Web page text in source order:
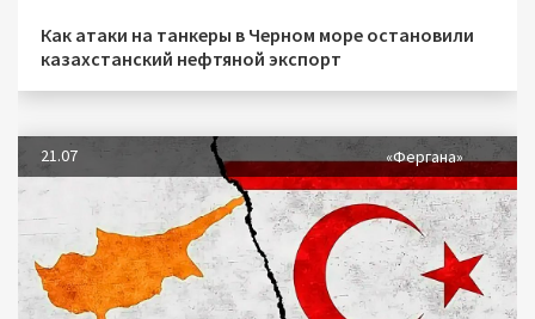
Как атаки на танкеры в Черном море остановили
казахстанский нефтяной экспорт
21.07 «Фергана»